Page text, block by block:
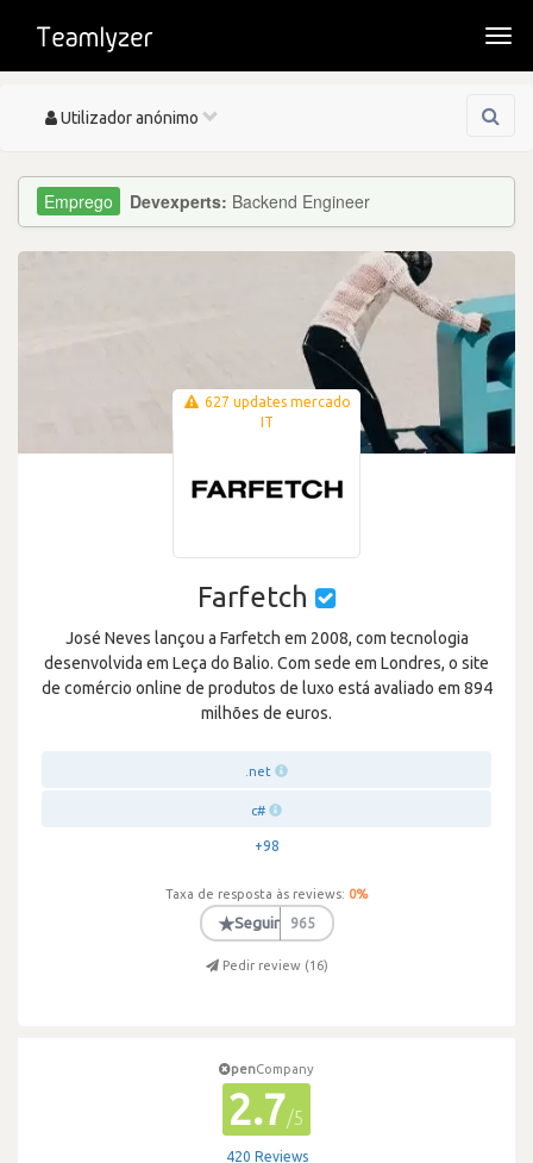
Toggle
Utilizador anónimo
Devexperts: Backend Engineer
627 updates mercado
IT
Farfetch
José Neves lançou a Farfetch em 2008, com tecnologia
desenvolvida em Leça do Balio. Com sede em Londres, o site
de comércio online de produtos de luxo está avaliado em 894
milhões de euros.
.net
c#
+98
Taxa de resposta às reviews: 0%
★Seguir 965
Pedir review (16)
penCompany
2.7/5
420 Reviews